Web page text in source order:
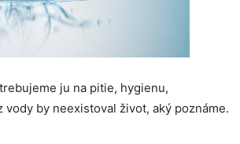
ju na pitie, hygienu,
by neexistoval život, aký poznáme.